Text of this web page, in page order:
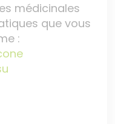
médicinales
que vous
: